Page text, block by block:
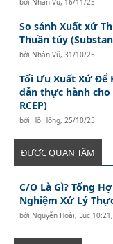
So sánh Xuất xứ
Thuần túy
bởi Nhân Vũ,31/10/25
Tối Ưu Xuất Xứ Để
dẫn thực hành cho
RCEP)
bởi Hồ Hồng, 25/10/25
ĐƯỢC QUAN TÂM
C/O Là Gì? Tổng
Nghiệm Xử Lý
bởi Nguyễn Hoài, Lúc